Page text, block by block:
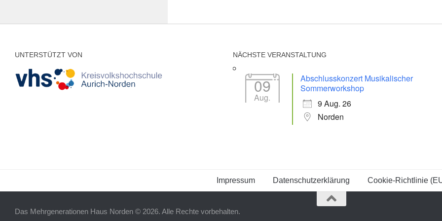
UNTERSTÜTZT VON NÄCHSTE VERANSTALTUNG
09
Aug.
Abschlusskonzert Musikalischer
Sommerworkshop
9 Aug. 26
Norden
Impressum Datenschutzerklärung Cookie-Richtlinie
Das Mehrgenerationen Haus Norden © 2026. Alle Rechte vorbehalten.